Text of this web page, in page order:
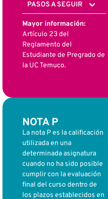
PASOS A SEGUIR
Mayor información:
Artículo 23 del
Reglamento del
Estudiante de Pregrado de
la UC Temuco.
NOTA P
La nota P es la calificación
utilizada en una
determinada asignatura
cuando no ha sido posible
cumplir con la evaluación
final del curso dentro de
los plazos establecidos en